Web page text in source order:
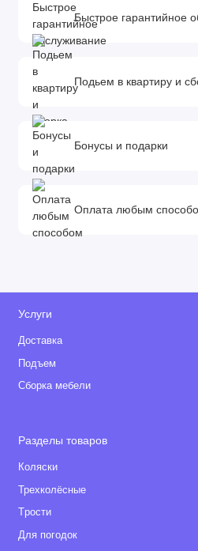
Быстрое гарантийное
Подьем в квартиру и
Бонусы и подарки
Оплата любым
Услуги
Доставка
Подъем
Сборка мебели
Разделы товаров
Коляски
Трехколёсные
Tрости
Для погодок